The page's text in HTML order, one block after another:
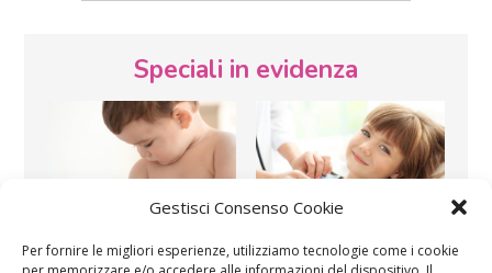
Gestisci Consenso Cookie
Per fornire le migliori esperienze, utilizziamo tecnologie come i cookie
Speciali in evidenza
Vaccini SOS Pediatra